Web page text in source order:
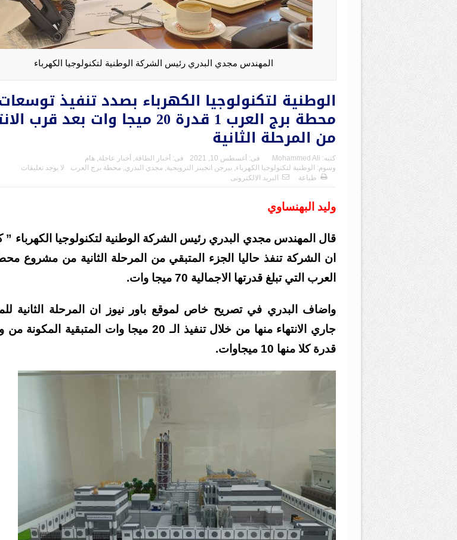
المهندس مجدي البدري رئيس الشركة الوطنية لتكنولوجيا الكهرباء
الوطنية لتكنولوجيا الكهرباء بصدد تنفيذ
محطة برج العرب 1 قدرة 20 ميجا وات بعد قرب
من المرحلة الثانية
كتبه: Mohammed Ali فى: أغسطس 10, 2021 فى: أخبار الطاقة أخبار عاجلة هام
وسوم: الوطنية لتكنولوجيا الكهرباء بيرجن انجينز النرويجية مجدي البدري محطة برج العرب
لا يوجد تعليقات
طباعة
البريد الالكترونى
وليد البهنساوي
قال المهندس مجدي البدري رئيس الشركة الوطنية لتكنولوجيا الكهرباء ”
ان الشركة تنفذ حاليا الجزء المتبقي من المرحلة الثانية من مشروع
العرب التي تبلغ قدرتها الاجمالية 70 ميجا وات.
واضاف البدري في تصريح خاص لموقع باور نيوز ان المرحلة الثانية
جاري الانتهاء منها من خلال تنفيذ الـ 20 ميجا وات المتبقية
قدرة كلا منها 10 ميجاوات.